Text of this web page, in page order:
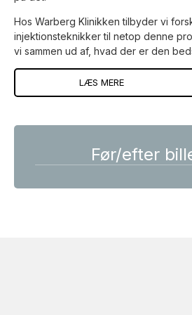
Hos Warberg Klinikken tilbyder vi
injektionsteknikker til netop denne
vi sammen ud af, hvad der er den
LÆS MERE
Før/efter